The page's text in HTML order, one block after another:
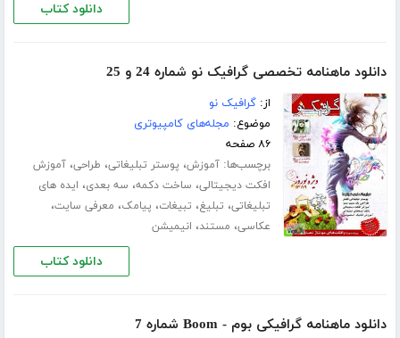
دانلود کتاب
دانلود ماهنامه تخصصی گرافیک نو شماره 24 و 25
از:گرافیک نو
موضوع: مجله‌های کامپیوتری
۸۶ صفحه
برچسب‌ها:آموزش، پوستر تبلیغاتی، طراحی،آموزش
افکت دیجیتالی، ساخت دکمه، سه بعدی، ایده های
تبلیغاتی، تبلیغ، تبیغات، پیامک، معرفی سایت،
عکاسی، مستند، انیمیشن
دانلود کتاب
دانلود ماهنامه گرافیکی بوم - Boom شماره 7